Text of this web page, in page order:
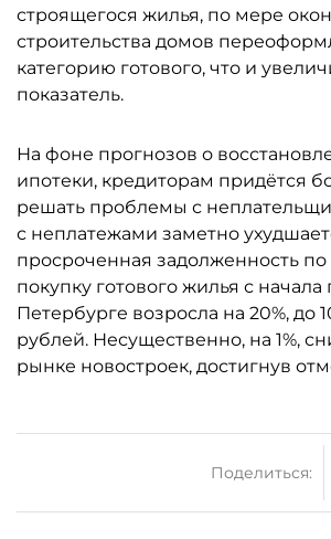
строящегося жилья, по мере
строительства домов
категорию готового, что и
показатель.
На фоне прогнозов о
ипотеки, кредиторам придётся
решать проблемы с
с неплатежами заметно
просроченная задолженность по
покупку готового жилья с начала
Петербурге возросла на 20%, до
рублей. Несущественно, на 1%,
рынке новостроек, достигнув
Поделиться: